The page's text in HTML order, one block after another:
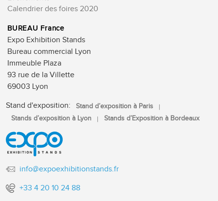
Calendrier des foires 2020
BUREAU France
Expo Exhibition Stands
Bureau commercial Lyon
Immeuble Plaza
93 rue de la Villette
69003 Lyon
Stand d'exposition:
Stand d’exposition à Paris
Stands d’exposition à Lyon
Stands d’Exposition à Bordeaux
info@expoexhibitionstands.fr
+33 4 20 10 24 88